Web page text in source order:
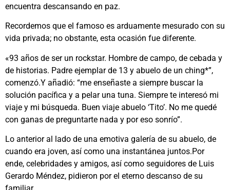
encuentra descansando en paz.
Recordemos que el famoso es arduamente mesurado con su
vida privada; no obstante, esta ocasión fue diferente.
«93 años de ser un rockstar. Hombre de campo, de cebada y
de historias. Padre ejemplar de 13 y abuelo de un ching*”,
comenzó.Y añadió: “me enseñaste a siempre buscar la
solución pacífica y a pelar una tuna. Siempre te interesó mi
viaje y mi búsqueda. Buen viaje abuelo ‘Tito’. No me quedé
con ganas de preguntarte nada y por eso sonrío”.
Lo anterior al lado de una emotiva galería de su abuelo, de
cuando era joven, así como una instantánea juntos.Por
ende, celebridades y amigos, así como seguidores de Luis
Gerardo Méndez, pidieron por el eterno descanso de su